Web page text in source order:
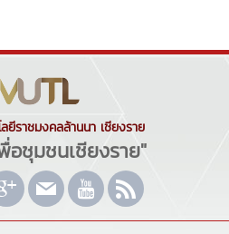
ลยีราชมงคลล้านนา เชียงราย
อชุมชนเชียงราย"